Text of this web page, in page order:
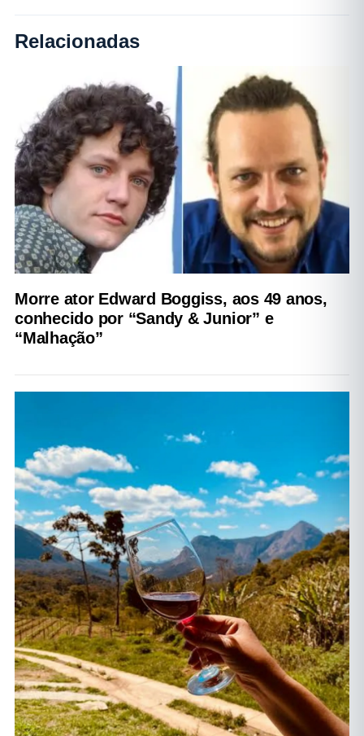
Relacionadas
Morre ator Edward Boggiss, aos 49 anos,
conhecido por “Sandy & Junior” e
“Malhação”